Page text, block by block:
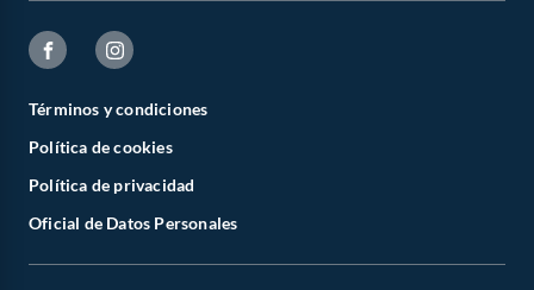
Términos y condiciones
Política de cookies
Política de privacidad
Oficial de Datos Personales